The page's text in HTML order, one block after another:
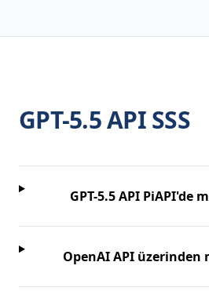
GPT-5.5 API SSS
GPT-5.5 API PiAPI'de
OpenAI API üzerinden